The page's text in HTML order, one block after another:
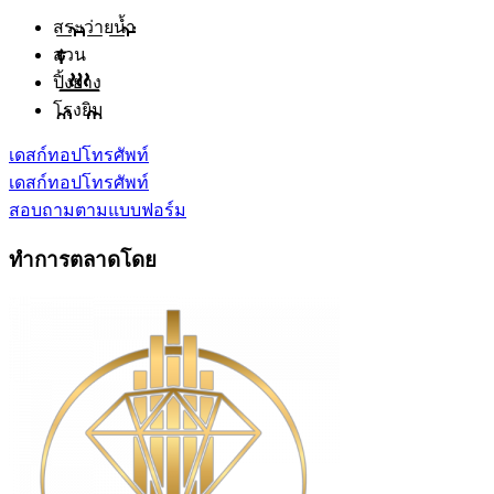
สระว่ายน้ำ
สวน
ปิ้งย่าง
โรงยิม
เดสก์ทอปโทรศัพท์
เดสก์ทอปโทรศัพท์
สอบถามตามแบบฟอร์ม
ทำการตลาดโดย